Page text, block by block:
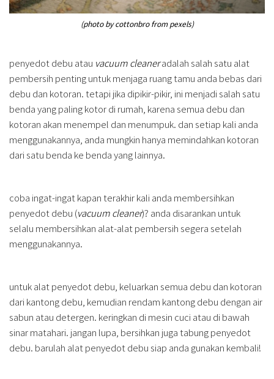
(photo by cottonbro from pexels)
penyedot debu atau vacuum cleaneradalah salah satu alat
pembersih penting untuk menjaga ruang tamu anda bebas dari
debu dan kotoran. tetapi jika dipikir-pikir, ini menjadi salah satu
benda yang paling kotor di rumah, karena semua debu dan
kotoran akan menempel dan menumpuk. dan setiap kali anda
menggunakannya, anda mungkin hanya memindahkan kotoran
dari satu benda ke benda yang lainnya.
coba ingat-ingat kapan terakhir kali anda membersihkan
penyedot debu (vacuum cleaner)? anda disarankan untuk
selalu membersihkan alat-alat pembersih segera setelah
menggunakannya.
untuk alat penyedot debu, keluarkan semua debu dan kotoran
dari kantong debu, kemudian rendam kantong debu dengan air
sabun atau detergen. keringkan di mesin cuci atau di bawah
sinar matahari. jangan lupa, bersihkan juga tabung penyedot
debu. barulah alat penyedot debu siap anda gunakan kembali!